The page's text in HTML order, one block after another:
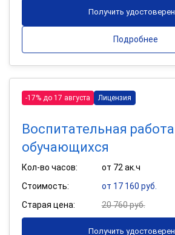
Получить
Подробнее
-17% до 17 августа Лицензия
Воспитательная
обучающихся
Кол-во часов:
от 72 ак.ч
Стоимость:
от 17 160 руб.
Старая цена:
20 760 руб.
Получить